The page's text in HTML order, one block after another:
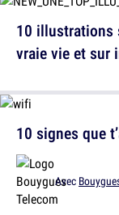
10 signes que
Avec
10 illustrations
vraie vie et sur